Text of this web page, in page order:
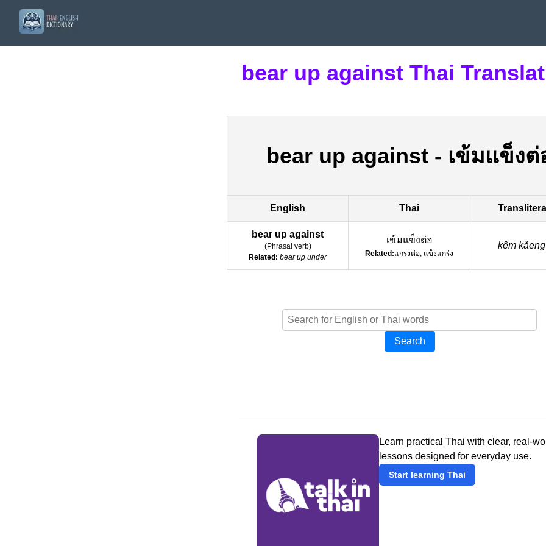
bear up against Thai
bear up against - เข้มแข็งต่
English Thai
bear up against
(Phrasal verb)
Related: bear up under
เข้มแข็งต่อ
Related:แกร่งต่อ, แข็งแกร่ง
kêm
Search
Learn practical Thai with clear, real-
lessons designed for everyday use.
Start learning Thai